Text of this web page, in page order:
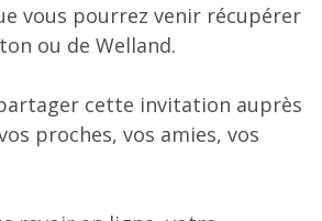
vous pourrez venir récupérer
ou de Welland.
cette invitation auprès
proches, vos amies, vos